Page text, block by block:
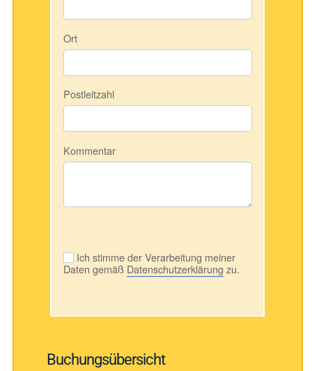
Ort
Postleitzahl
Kommentar
Ich stimme der Verarbeitung meiner
Daten gemäß Datenschutzerklärung zu.
Buchungsübersicht